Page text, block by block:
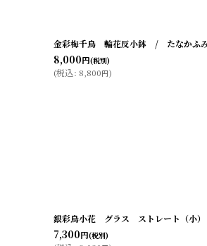
金彩梅千鳥 輪花反小鉢 / たなかふ
8,000円(税別)
(税込: 8,800円)
銀彩鳥小花 グラス ストレート（小
7,300円(税別)